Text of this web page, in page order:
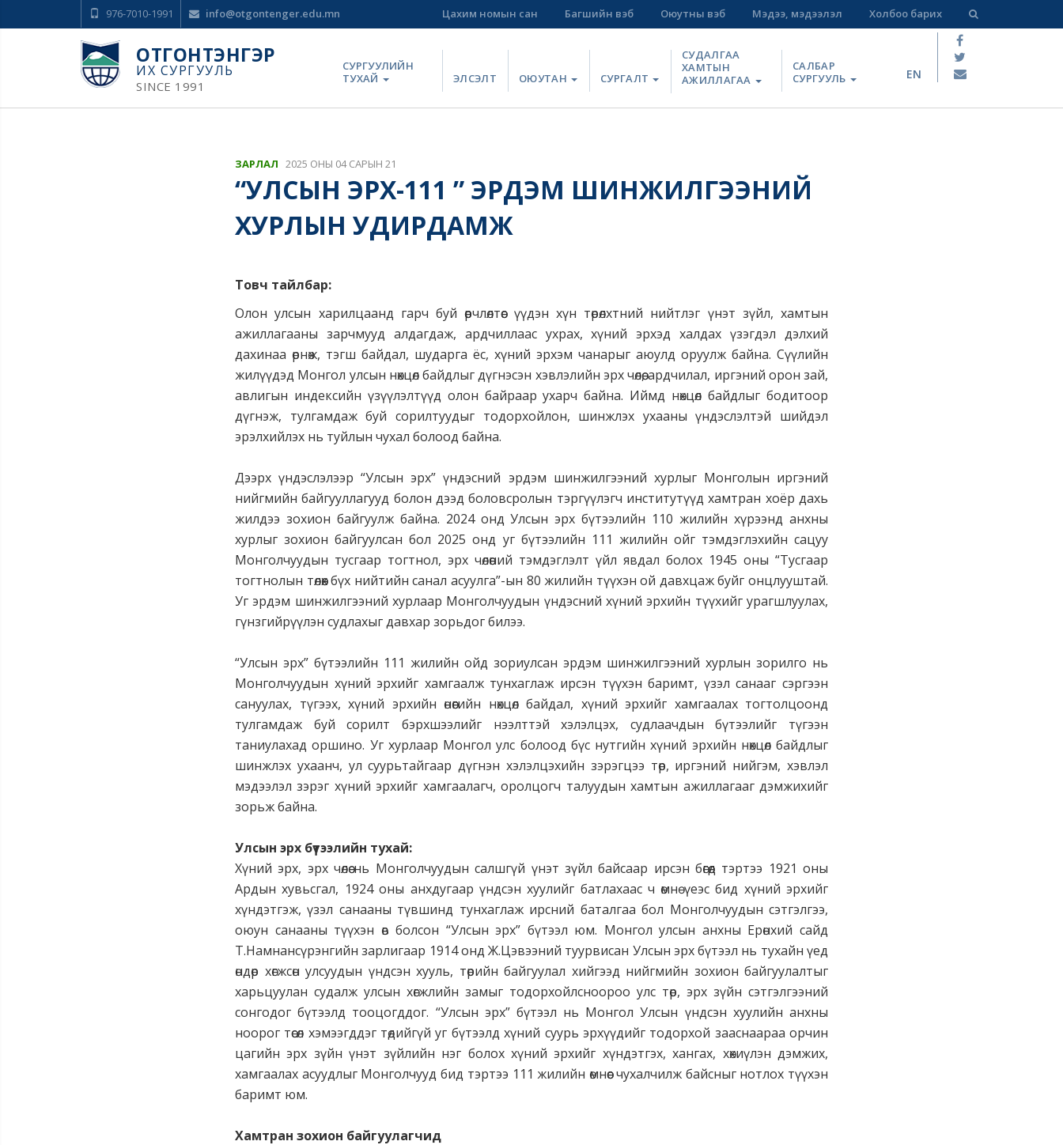
976-7010-1991 info@otgontenger.edu.mn Цахим номын сан Багшийн вэб Оюутны вэб Мэдээ, мэдээлэл Холбоо барих
ОТГОНТЭНГЭР
ИХ СУРГУУЛЬ
SINCE 1991
СУРГУУЛИЙН
ТУХАЙ
ЭЛСЭЛТ ОЮУТАН СУРГАЛТ
СУДАЛГАА
ХАМТЫН
АЖИЛЛАГАА
САЛБАР
СУРГУУЛЬ
EN
ЗАРЛАЛ 2025 ОНЫ 04 САРЫН 21
“УЛСЫН ЭРХ-111 ” ЭРДЭМ ШИНЖИЛГЭЭНИЙ
ХУРЛЫН УДИРДАМЖ
Товч тайлбар:
Олон улсын харилцаанд гарч буй өөрчлөлтөөс үүдэн хүн төрөлхтний нийтлэг үнэт зүйл, хамтын
ажиллагааны зарчмууд алдагдаж, ардчиллаас ухрах, хүний эрхэд халдах үзэгдэл дэлхий
дахинаа өрнөж, тэгш байдал, шударга ёс, хүний эрхэм чанарыг аюулд оруулж байна. Сүүлийн
жилүүдэд Монгол улсын нөхцөл байдлыг дүгнэсэн хэвлэлийн эрх чөлөө, ардчилал, иргэний орон зай,
авлигын индексийн үзүүлэлтүүд олон байраар ухарч байна. Иймд нөхцөл байдлыг бодитоор
дүгнэж, тулгамдаж буй сорилтуудыг тодорхойлон, шинжлэх ухааны үндэслэлтэй шийдэл
эрэлхийлэх нь туйлын чухал болоод байна.
Дээрх үндэслэлээр “Улсын эрх” үндэсний эрдэм шинжилгээний хурлыг Монголын иргэний
нийгмийн байгууллагууд болон дээд боловсролын тэргүүлэгч институтүүд хамтран хоёр дахь
жилдээ зохион байгуулж байна. 2024 онд Улсын эрх бүтээлийн 110 жилийн хүрээнд анхны
хурлыг зохион байгуулсан бол 2025 онд уг бүтээлийн 111 жилийн ойг тэмдэглэхийн сацуу
Монголчуудын тусгаар тогтнол, эрх чөлөөний тэмдэглэлт үйл явдал болох 1945 оны “Тусгаар
тогтнолын төлөөх бүх нийтийн санал асуулга”-ын 80 жилийн түүхэн ой давхцаж буйг онцлууштай.
Уг эрдэм шинжилгээний хурлаар Монголчуудын үндэсний хүний эрхийн түүхийг урагшлуулах,
гүнзгийрүүлэн судлахыг давхар зорьдог билээ.
“Улсын эрх” бүтээлийн 111 жилийн ойд зориулсан эрдэм шинжилгээний хурлын зорилго нь
Монголчуудын хүний эрхийг хамгаалж тунхаглаж ирсэн түүхэн баримт, үзэл санааг сэргээн
сануулах, түгээх, хүний эрхийн өнөөгийн нөхцөл байдал, хүний эрхийг хамгаалах тогтолцоонд
тулгамдаж буй сорилт бэрхшээлийг нээлттэй хэлэлцэх, судлаачдын бүтээлийг түгээн
таниулахад оршино. Уг хурлаар Монгол улс болоод бүс нутгийн хүний эрхийн нөхцөл байдлыг
шинжлэх ухаанч, ул суурьтайгаар дүгнэн хэлэлцэхийн зэрэгцээ төр, иргэний нийгэм, хэвлэл
мэдээлэл зэрэг хүний эрхийг хамгаалагч, оролцогч талуудын хамтын ажиллагааг дэмжихийг
зорьж байна.
Улсын эрх бүтээлийн тухай:
Хүний эрх, эрх чөлөө нь Монголчуудын салшгүй үнэт зүйл байсаар ирсэн бөгөөд тэртээ 1921 оны
Ардын хувьсгал, 1924 оны анхдугаар үндсэн хуулийг батлахаас ч өмнө үеэс бид хүний эрхийг
хүндэтгэж, үзэл санааны түвшинд тунхаглаж ирсний баталгаа бол Монголчуудын сэтгэлгээ,
оюун санааны түүхэн өв болсон “Улсын эрх” бүтээл юм. Монгол улсын анхны Ерөнхий сайд
Т.Намнансүрэнгийн зарлигаар 1914 онд Ж.Цэвээний туурвисан Улсын эрх бүтээл нь тухайн үед
өндөр хөгжсөн улсуудын үндсэн хууль, төрийн байгуулал хийгээд нийгмийн зохион байгуулалтыг
харьцуулан судалж улсын хөгжлийн замыг тодорхойлсноороо улс төр, эрх зүйн сэтгэлгээний
сонгодог бүтээлд тооцогддог. “Улсын эрх” бүтээл нь Монгол Улсын үндсэн хуулийн анхны
ноорог төсөл хэмээгддэг төдийгүй уг бүтээлд хүний суурь эрхүүдийг тодорхой зааснаараа орчин
цагийн эрх зүйн үнэт зүйлийн нэг болох хүний эрхийг хүндэтгэх, хангах, хөхиүлэн дэмжих,
хамгаалах асуудлыг Монголчууд бид тэртээ 111 жилийн өмнөөс чухалчилж байсныг нотлох түүхэн
баримт юм.
Хамтран зохион байгуулагчид